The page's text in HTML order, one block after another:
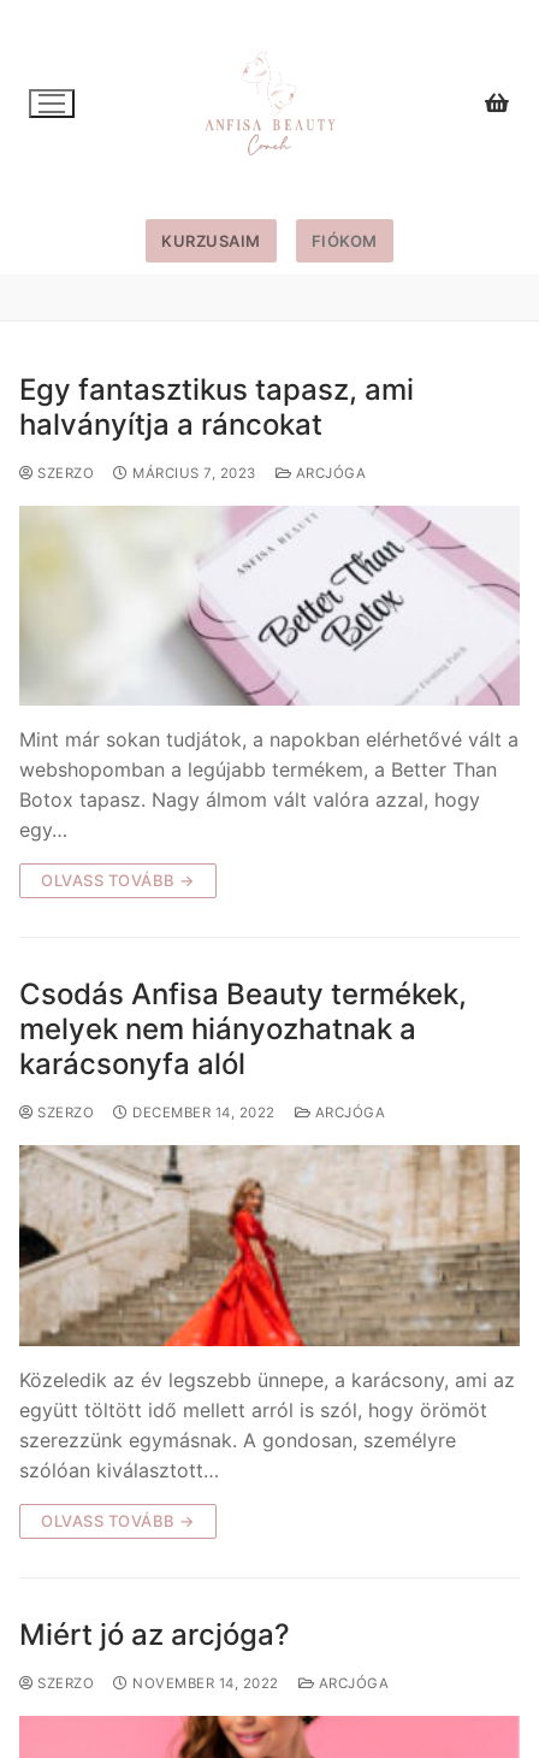
KURZUSAIM FIÓKOM
Egy fantasztikus tapasz, ami
halványítja a ráncokat
SZERZO MÁRCIUS 7, 2023 ARCJÓGA
Mint már sokan tudjátok, a napokban elérhetővé vált a
webshopomban a legújabb termékem, a Better Than
Botox tapasz. Nagy álmom vált valóra azzal, hogy
egy…
OLVASS TOVÁBB →
Csodás Anfisa Beauty termékek,
melyek nem hiányozhatnak a
karácsonyfa alól
SZERZO DECEMBER 14, 2022 ARCJÓGA
Közeledik az év legszebb ünnepe, a karácsony, ami az
együtt töltött idő mellett arról is szól, hogy örömöt
szerezzünk egymásnak. A gondosan, személyre
szólóan kiválasztott…
OLVASS TOVÁBB →
Miért jó az arcjóga?
SZERZO NOVEMBER 14, 2022 ARCJÓGA